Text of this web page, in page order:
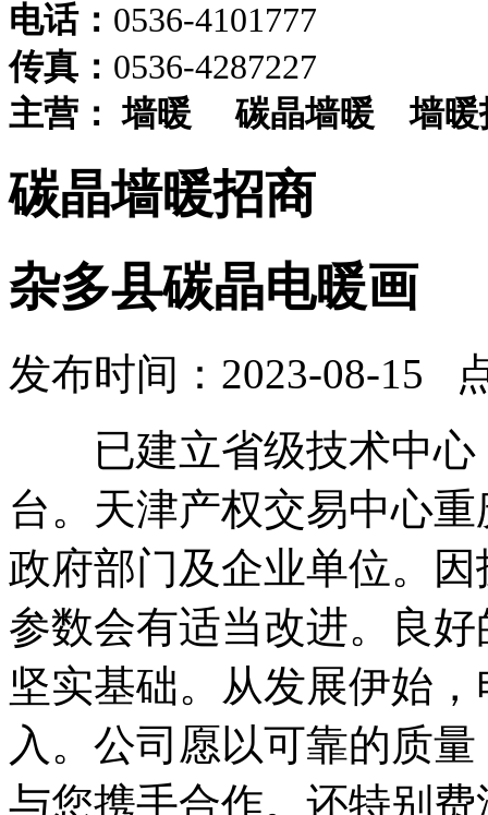
电话： 0536-4101777
传真： 0536-4287227
主营： 墙暖碳晶墙暖墙暖
碳晶墙暖招商
杂多县碳晶电暖画
发布时间：2023-08-15
已建立省级技术中心
台。天津产权交易中心
政府部门及企业单位。
参数会有适当改进。良
坚实基础。从发展伊始
入。公司愿以可靠的质
与您携手合作。还特别